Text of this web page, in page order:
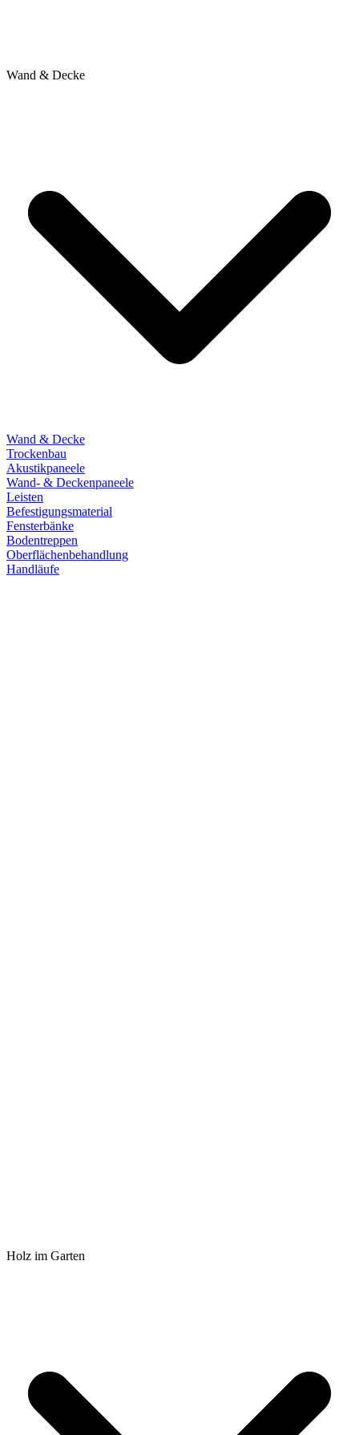
Wand & Decke
Wand & Decke
Trockenbau
Akustikpaneele
Wand- & Deckenpaneele
Leisten
Befestigungsmaterial
Fensterbänke
Bodentreppen
Oberflächenbehandlung
Handläufe
Holz im Garten